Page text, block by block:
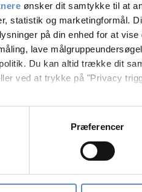
ønsker dit samtykke til at
statistik og marketingformål.
på din enhed for at
lave
Du kan altid trække dit
ved at trykke på "Privacy
vi også gerne:
oplysninger om din
hele websitet.
tilpasse vores indhold og
Præferencer
9,17 ud af 10
tak for Jeres besøg og tak for
Fint lille hostel. Stedet er
områder med plads til leg.